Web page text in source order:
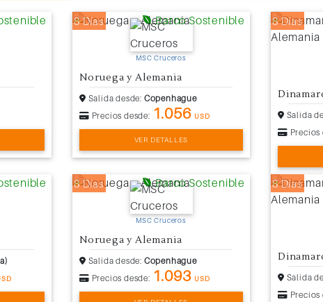
8 Días Barco Sostenible
MSC Cruceros
Noruega y Alemania
Salida desde: Copenhague
Precios desde: 1.056 USD
VER DETALLES
8 Días
Salida
Precios
8 Días Barco Sostenible
MSC Cruceros
Noruega y Alemania
Salida desde: Copenhague
Precios desde: 1.093 USD
8 Días
Salida
Precios